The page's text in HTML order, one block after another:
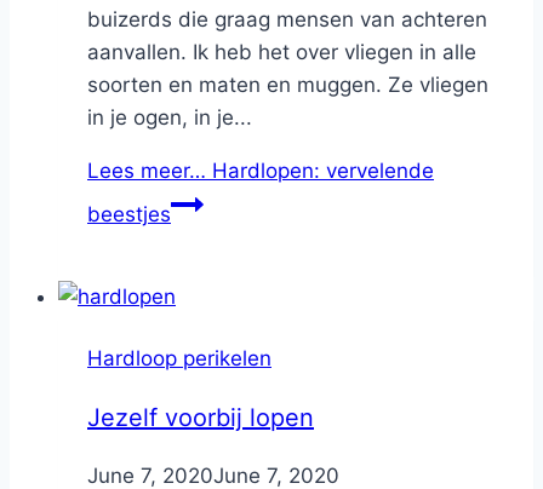
buizerds die graag mensen van achteren
aanvallen. Ik heb het over vliegen in alle
soorten en maten en muggen. Ze vliegen
in je ogen, in je...
Lees meer… Hardlopen: vervelende
beestjes
Hardloop perikelen
Jezelf voorbij lopen
ByNicole
June 7, 2020June 7, 2020